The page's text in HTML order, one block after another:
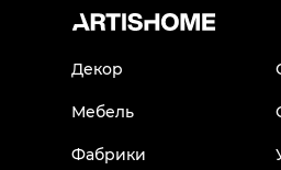
Декор
Мебель
Фабрики